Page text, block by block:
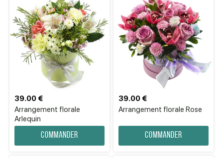
Arrangement florale
Arlequin
39.00 €
Commander
Arrangement florale Rose
39.00 €
Commander